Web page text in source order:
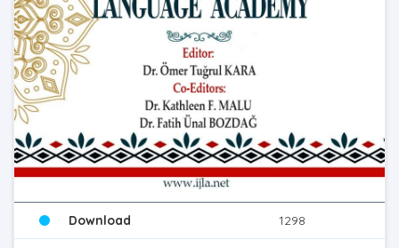
Download 1298